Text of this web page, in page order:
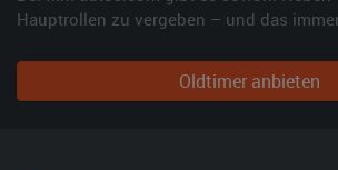
Hauptrollen zu vergeben – und das
Oldtimer anbieten